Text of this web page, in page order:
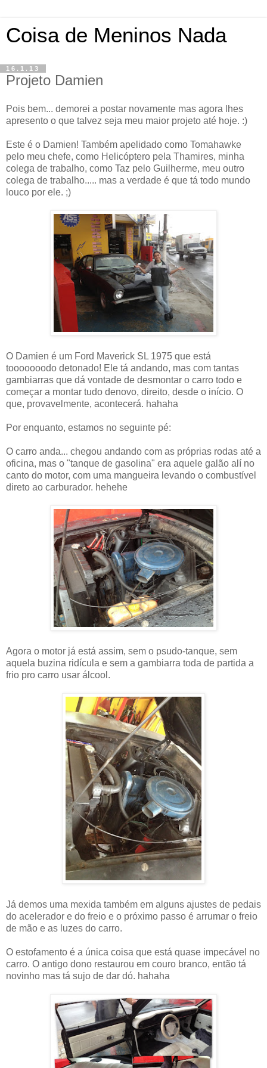
Coisa de Meninos Nada
16.1.13
Projeto Damien
Pois bem... demorei a postar novamente mas agora lhes
apresento o que talvez seja meu maior projeto até hoje. :)
Este é o Damien! Também apelidado como Tomahawke
pelo meu chefe, como Helicóptero pela Thamires, minha
colega de trabalho, como Taz pelo Guilherme, meu outro
colega de trabalho..... mas a verdade é que tá todo mundo
louco por ele. ;)
O Damien é um Ford Maverick SL 1975 que está
tooooooodo detonado! Ele tá andando, mas com tantas
gambiarras que dá vontade de desmontar o carro todo e
começar a montar tudo denovo, direito, desde o início. O
que, provavelmente, acontecerá. hahaha
Por enquanto, estamos no seguinte pé:
O carro anda... chegou andando com as próprias rodas até a
oficina, mas o "tanque de gasolina" era aquele galão alí no
canto do motor, com uma mangueira levando o combustível
direto ao carburador. hehehe
Agora o motor já está assim, sem o psudo-tanque, sem
aquela buzina ridícula e sem a gambiarra toda de partida a
frio pro carro usar álcool.
Já demos uma mexida também em alguns ajustes de pedais
do acelerador e do freio e o próximo passo é arrumar o freio
de mão e as luzes do carro.
O estofamento é a única coisa que está quase impecável no
carro. O antigo dono restaurou em couro branco, então tá
novinho mas tá sujo de dar dó. hahaha